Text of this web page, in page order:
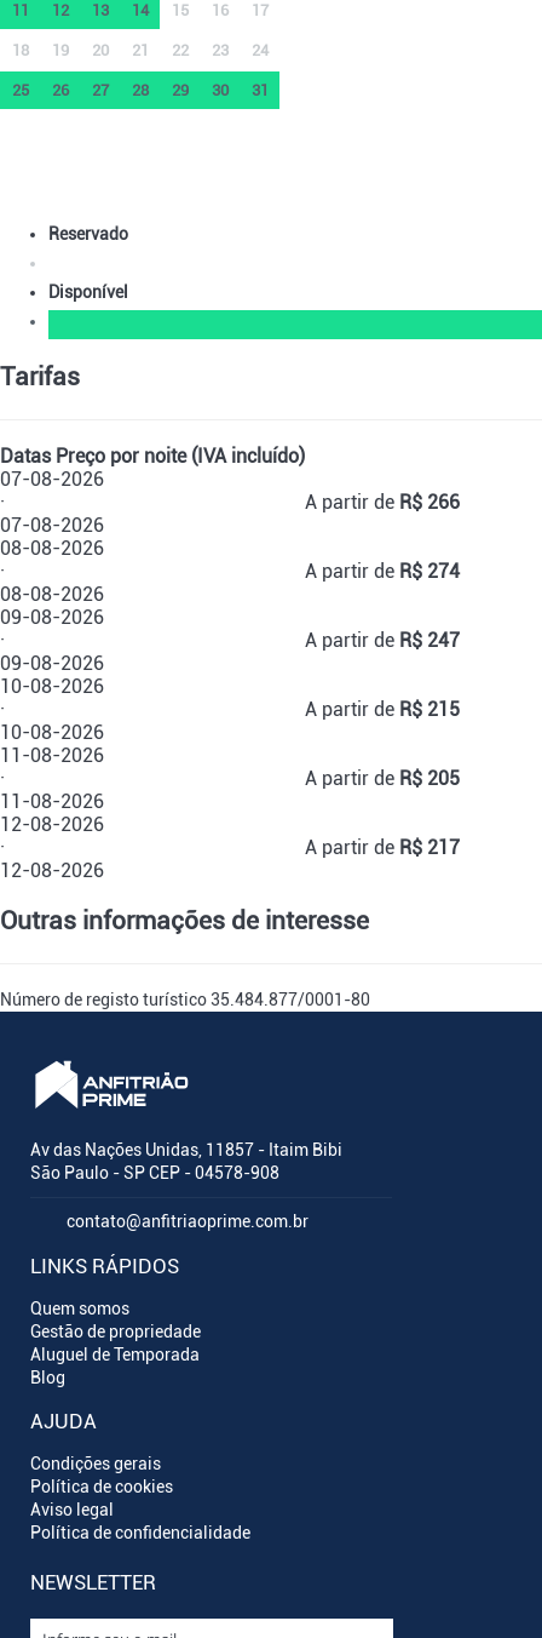
11 12 13 14 15 16 17
18 19 20 21 22 23 24
25 26 27 28 29 30 31
Reservado
Disponível
Tarifas
Datas Preço por noite (IVA incluído)
07-08-2026
·
07-08-2026
A partir de R$ 266
08-08-2026
·
08-08-2026
A partir de R$ 274
09-08-2026
·
09-08-2026
A partir de R$ 247
10-08-2026
·
10-08-2026
A partir de R$ 215
11-08-2026
·
11-08-2026
A partir de R$ 205
12-08-2026
·
12-08-2026
A partir de R$ 217
Outras informações de interesse
Número de registo turístico 35.484.877/0001-80
Av das Nações Unidas, 11857 - Itaim Bibi
São Paulo - SP CEP - 04578-908
contato@anfitriaoprime.com.br
LINKS RÁPIDOS
Quem somos
Gestão de propriedade
Aluguel de Temporada
Blog
AJUDA
Condições gerais
Política de cookies
Aviso legal
Política de confidencialidade
NEWSLETTER